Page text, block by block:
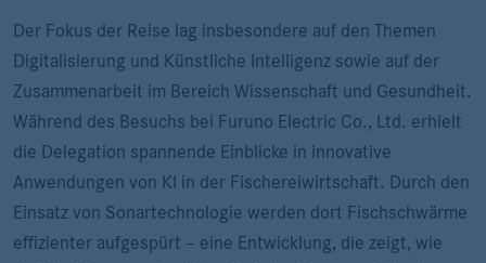
Der Fokus der Reise lag insbesondere auf den Themen
Digitalisierung und Künstliche Intelligenz sowie auf der
Zusammenarbeit im Bereich Wissenschaft und Gesundheit.
Während des Besuchs bei Furuno Electric Co., Ltd. erhielt
die Delegation spannende Einblicke in innovative
Anwendungen von KI in der Fischereiwirtschaft. Durch den
Einsatz von Sonartechnologie werden dort Fischschwärme
effizienter aufgespürt – eine Entwicklung, die zeigt, wie